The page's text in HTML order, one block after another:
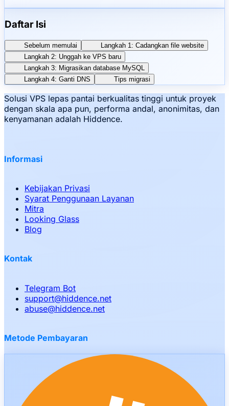
Daftar Isi
Sebelum memulai
Langkah 1: Cadangkan file website
Langkah 2: Unggah ke VPS baru
Langkah 3: Migrasikan database MySQL
Langkah 4: Ganti DNS
Tips migrasi
Solusi VPS lepas pantai berkualitas tinggi untuk proyek
dengan skala apa pun, performa andal, anonimitas, dan
kenyamanan adalah Hiddence.
Informasi
Kebijakan Privasi
Syarat Penggunaan Layanan
Mitra
Looking Glass
Blog
Kontak
Telegram Bot
support@hiddence.net
abuse@hiddence.net
Metode Pembayaran